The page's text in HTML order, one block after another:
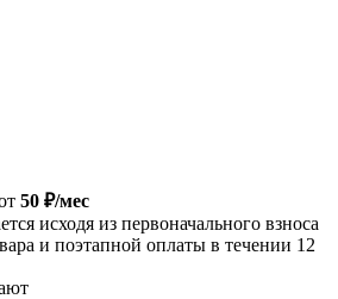
50 ₽/мес
исходя из первоначального взноса
и поэтапной оплаты в течении 12